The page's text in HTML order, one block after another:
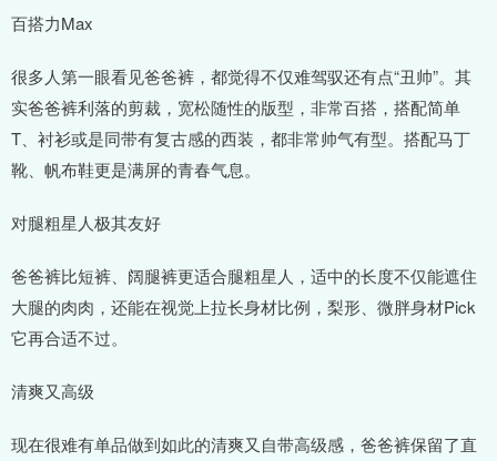
百搭力Max
很多人第一眼看见爸爸裤，都觉得不仅难驾驭还有点“丑帅”。其
实爸爸裤利落的剪裁，宽松随性的版型，非常百搭，搭配简单
T、衬衫或是同带有复古感的西装，都非常帅气有型。搭配马丁
靴、帆布鞋更是满屏的青春气息。
对腿粗星人极其友好
爸爸裤比短裤、阔腿裤更适合腿粗星人，适中的长度不仅能遮住
大腿的肉肉，还能在视觉上拉长身材比例，梨形、微胖身材Pick
它再合适不过。
清爽又高级
现在很难有单品做到如此的清爽又自带高级感，爸爸裤保留了直